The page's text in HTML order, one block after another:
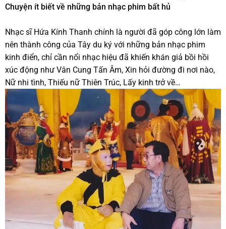
Chuyện ít biết về những bản nhạc phim bất hủ
Nhạc sĩ Hứa Kính Thanh chính là người đã góp công lớn làm
nên thành công của Tây du ký với những bản nhạc phim
kinh điển, chỉ cần nổi nhạc hiệu đã khiến khán giả bồi hồi
xúc động như Vân Cung Tấn Âm, Xin hỏi đường đi nơi nào,
Nữ nhi tình, Thiếu nữ Thiên Trúc, Lấy kinh trở về…